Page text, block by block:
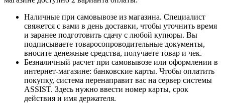
Наличные при самовывозе из магазина. Специалист
свяжется с вами в день доставки, чтобы уточнить время
и заранее подготовить сдачу с любой купюры. Вы
подписываете товаросопроводительные документы,
вносите денежные средства, получаете товар и чек.
Безналичный расчет при самовывозе или оформлении в
интернет-магазине: банковские карты. Чтобы оплатить
покупку, система перенаправит вас на сервер системы
ASSIST. Здесь нужно ввести номер карты, срок
действия и имя держателя.